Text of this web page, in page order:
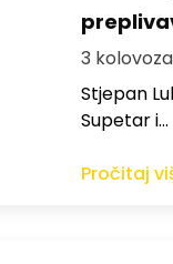
3
St​jepan
Supetar i…
Pročitaj